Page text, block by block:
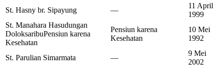
St. Hasny br. Sipayung —
11 April
1999
St. Manahara Hasudungan
DoloksaribuPensiun karena
Kesehatan
Pensiun karena
Kesehatan
10 Mei
1992
St. Parulian Simarmata —
9 Mei
2002